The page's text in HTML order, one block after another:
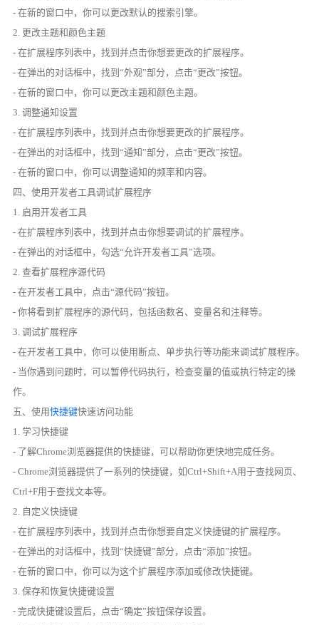
- 在新的窗口中，你可以更改默认的搜索引擎。
2. 更改主题和颜色主题
- 在扩展程序列表中，找到并点击你想要更改的扩展程序。
- 在弹出的对话框中，找到“外观”部分，点击“更改”按钮。
- 在新的窗口中，你可以更改主题和颜色主题。
3. 调整通知设置
- 在扩展程序列表中，找到并点击你想要更改的扩展程序。
- 在弹出的对话框中，找到“通知”部分，点击“更改”按钮。
- 在新的窗口中，你可以调整通知的频率和内容。
四、使用开发者工具调试扩展程序
1. 启用开发者工具
- 在扩展程序列表中，找到并点击你想要调试的扩展程序。
- 在弹出的对话框中，勾选“允许开发者工具”选项。
2. 查看扩展程序源代码
- 在开发者工具中，点击“源代码”按钮。
- 你将看到扩展程序的源代码，包括函数名、变量名和注释等。
3. 调试扩展程序
- 在开发者工具中，你可以使用断点、单步执行等功能来调试扩展程序。
- 当你遇到问题时，可以暂停代码执行，检查变量的值或执行特定的操
作。
五、使用快捷键快速访问功能
1. 学习快捷键
- 了解Chrome浏览器提供的快捷键，可以帮助你更快地完成任务。
- Chrome浏览器提供了一系列的快捷键，如Ctrl+Shift+A用于查找网页、
Ctrl+F用于查找文本等。
2. 自定义快捷键
- 在扩展程序列表中，找到并点击你想要自定义快捷键的扩展程序。
- 在弹出的对话框中，找到“快捷键”部分，点击“添加”按钮。
- 在新的窗口中，你可以为这个扩展程序添加或修改快捷键。
3. 保存和恢复快捷键设置
- 完成快捷键设置后，点击“确定”按钮保存设置。